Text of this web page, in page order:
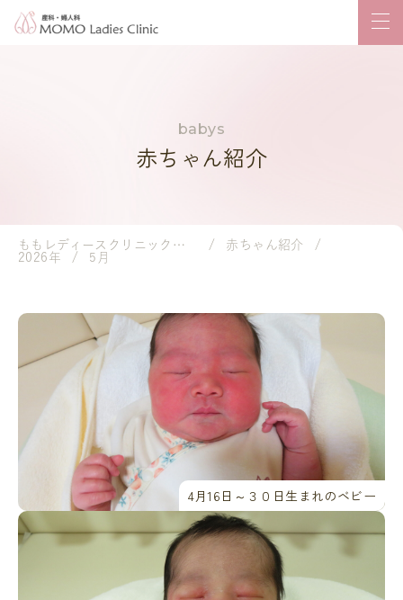
赤ちゃん紹介
ももレディースクリニック｜岡山市の産婦人科・小児科
赤ちゃん紹介
2026年
5月
4月16日～３０日生まれのベビー